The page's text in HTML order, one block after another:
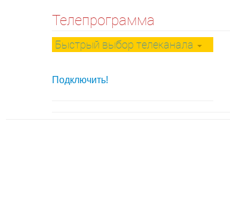
Телепрограмма
Быстрый выбор телеканала
Подключить!